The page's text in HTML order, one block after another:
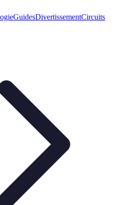
GuidesDivertissementCircuits